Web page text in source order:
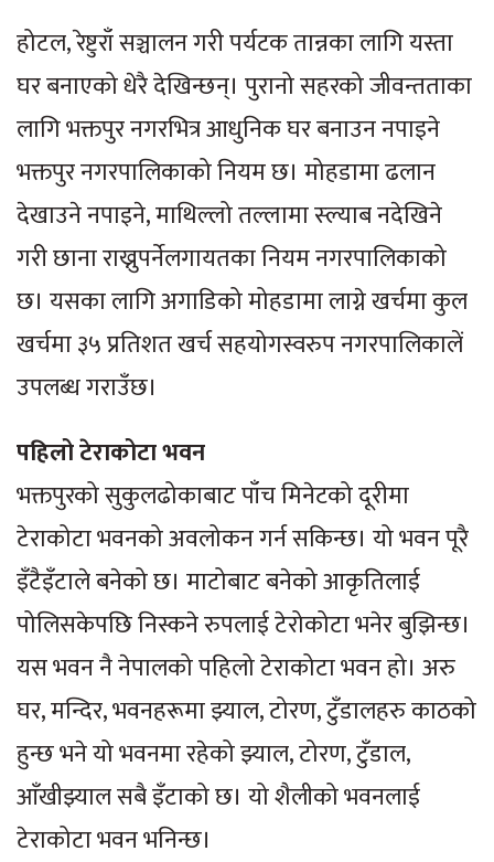
होटल, रेष्टुराँ सञ्चालन गरी पर्यटक तान्नका लागि यस्ता
घर बनाएको धेरै देखिन्छन्। पुरानो सहरको जीवन्तताका
लागि भक्तपुर नगरभित्र आधुनिक घर बनाउन नपाइने
भक्तपुर नगरपालिकाको नियम छ। मोहडामा ढलान
देखाउने नपाइने, माथिल्लो तल्लामा स्ल्याब नदेखिने
गरी छाना राख्नुपर्नेलगायतका नियम नगरपालिकाको
छ। यसका लागि अगाडिको मोहडामा लाग्ने खर्चमा कुल
खर्चमा ३५ प्रतिशत खर्च सहयोगस्वरुप नगरपालिकालें
उपलब्ध गराउँछ।
पहिलो टेराकोटा भवन
भक्तपुरको सुकुलढोकाबाट पाँच मिनेटको दूरीमा
टेराकोटा भवनको अवलोकन गर्न सकिन्छ। यो भवन पूरै
इँटैइँटाले बनेको छ। माटोबाट बनेको आकृतिलाई
पोलिसकेपछि निस्कने रुपलाई टेरोकोटा भनेर बुझिन्छ।
यस भवन नै नेपालको पहिलो टेराकोटा भवन हो। अरु
घर, मन्दिर, भवनहरूमा झ्याल, टोरण, टुँडालहरु काठको
हुन्छ भने यो भवनमा रहेको झ्याल, टोरण, टुँडाल,
आँखीझ्याल सबै इँटाको छ। यो शैलीको भवनलाई
टेराकोटा भवन भनिन्छ।